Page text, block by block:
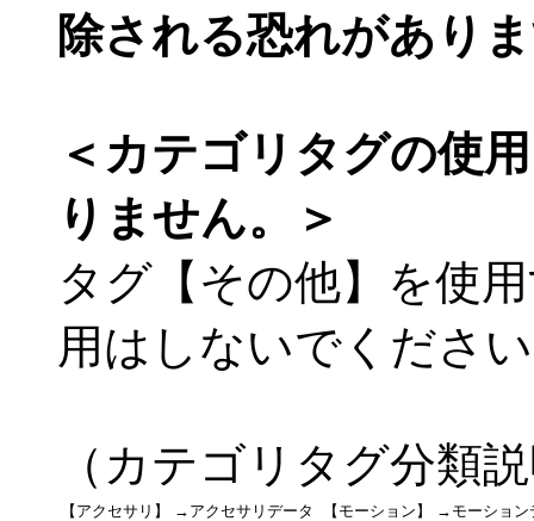
除される恐れがあり
＜カテゴリタグの使
りません。＞
タグ【その他】を使
用はしないでくださ
（カテゴリタグ分類
【アクセサリ】 →アクセサリデータ 【モーション】
→モーショ